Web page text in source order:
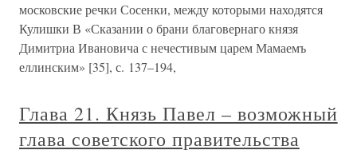
московские речки Сосенки, между которыми находятся
Кулишки В «Сказании о брани благовернаго князя
Димитриа Ивановича с нечестивым царем Мамаемъ
еллинским» [35], с. 137–194,
Глава 21. Князь Павел – возможный
глава советского правительства